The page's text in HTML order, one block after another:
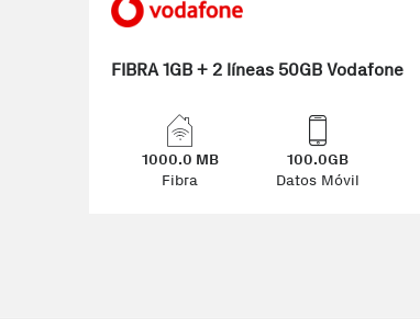
FIBRA 1GB + 2 líneas 50GB Vodafone
1000.0 MB
Fibra
100.0GB
Datos Móvil